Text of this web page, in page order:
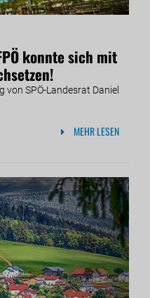
konnte sich mit
von SPÖ-Landesrat Daniel
MEHR LESEN